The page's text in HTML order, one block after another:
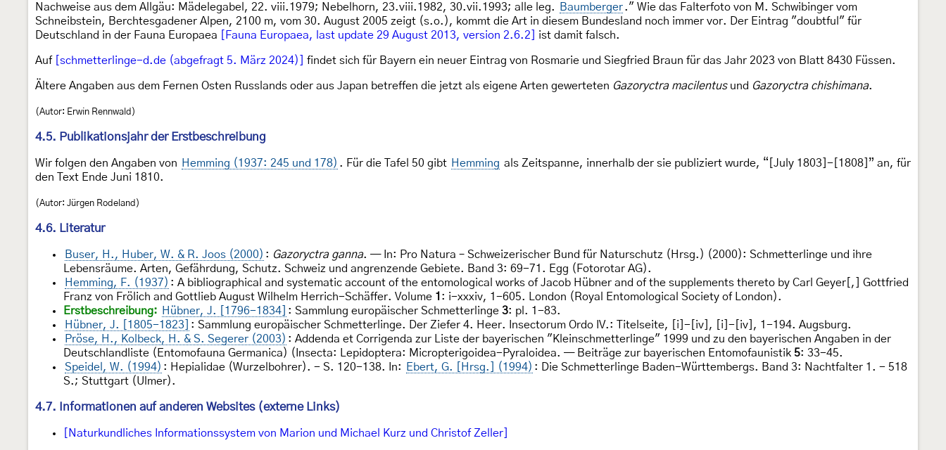
Nachweise aus dem Allgäu: Mädelegabel, 22. viii.1979; Nebelhorn, 23.viii.1982, 30.vii.1993; alle leg.
Baumberger." Wie das Falterfoto von M. Schwibinger vom
Schneibstein, Berchtesgadener Alpen, 2100 m, vom 30. August 2005 zeigt (s.o.), kommt die Art in diesem Bundesland noch immer vor. Der Eintrag "doubtful" für
Deutschland in der Fauna Europaea
[Fauna Europaea, last update 29 August 2013, version 2.6.2] ist damit falsch.
Auf [schmetterlinge-d.de (abgefragt 5. März 2024)] findet sich für Bayern ein neuer Eintrag von Rosmarie und Siegfried Braun für das Jahr 2023 von Blatt 8430 Füssen.
Ältere Angaben aus dem Fernen Osten Russlands oder aus Japan betreffen die jetzt als eigene Arten gewerteten Gazoryctra macilentusund Gazoryctra chishimana.
(Autor: Erwin Rennwald)
4.5. Publikationsjahr der Erstbeschreibung
Wir folgen den Angaben von Hemming (1937: 245 und 178) . Für die Tafel 50 gibt Hemming als Zeitspanne, innerhalb der sie publiziert wurde, “[July 1803]-[1808]” an, für
den Text Ende Juni 1810.
(Autor: Jürgen Rodeland)
4.6. Literatur
Buser, H., Huber, W. & R. Joos (2000) : Gazoryctra ganna. — In: Pro Natura – Schweizerischer Bund für Naturschutz (Hrsg.) (2000): Schmetterlinge und ihre
Lebensräume. Arten, Gefährdung, Schutz. Schweiz und angrenzende Gebiete. Band 3: 69-71. Egg (Fotorotar AG).
Hemming, F. (1937) : A bibliographical and systematic account of the entomological works of Jacob Hübner and of the supplements thereto by Carl Geyer[,] Gottfried
Franz von Frölich and Gottlieb August Wilhelm Herrich-Schäffer. Volume 1 : i-xxxiv, 1-605. London (Royal Entomological Society of London).
Erstbeschreibung: Hübner, J. [1796-1834] : Sammlung europäischer Schmetterlinge 3: pl. 1-83.
Hübner, J. [1805-1823]
: Sammlung europäischer Schmetterlinge. Der Ziefer 4. Heer. Insectorum Ordo IV.: Titelseite, [i]-[iv], [i]-[iv], 1-194. Augsburg.
Pröse, H., Kolbeck, H. & S. Segerer (2003) : Addenda et Corrigenda zur Liste der bayerischen "Kleinschmetterlinge" 1999 und zu den bayerischen Angaben in der
Deutschlandliste (Entomofauna Germanica) (Insecta: Lepidoptera: Micropterigoidea-Pyraloidea. — Beiträge zur bayerischen Entomofaunistik 5: 33-45.
Speidel, W. (1994) : Hepialidae (Wurzelbohrer). - S. 120-138. In: Ebert, G. [Hrsg.] (1994) : Die Schmetterlinge Baden-Württembergs. Band 3: Nachtfalter 1. - 518
S.; Stuttgart (Ulmer).
4.7. Informationen auf anderen Websites (externe Links)
[Naturkundliches Informationssystem von Marion und Michael Kurz und Christof Zeller]